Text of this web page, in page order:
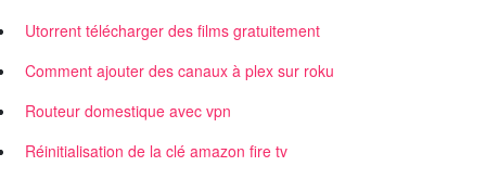
Utorrent télécharger des films gratuitement
Comment ajouter des canaux à plex sur roku
Routeur domestique avec vpn
Réinitialisation de la clé amazon fire tv